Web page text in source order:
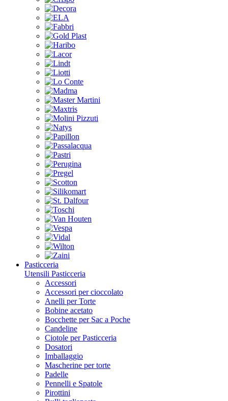
Pasticceria
Utensili Pasticceria
Accessori
Accessori per cioccolato
Anelli per Torte
Bobine acetato
Bocchette per Sac a Poche
Candeline
Ciotole per Pasticceria
Dosatori
Imballaggio
Mascherine per torte
Padelle
Pennelli e Spatole
Pirottini